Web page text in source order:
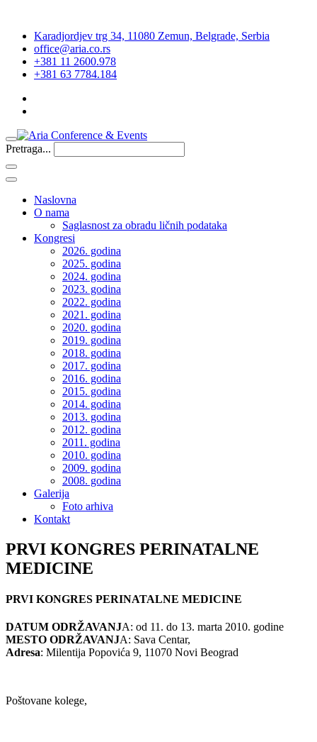
Karadjordjev trg 34, 11080 Zemun, Belgrade, Serbia
office@aria.co.rs
+381 11 2600.978
+381 63 7784.184
Pretraga...
Naslovna
O nama
Saglasnost za obradu ličnih podataka
Kongresi
2026. godina
2025. godina
2024. godina
2023. godina
2022. godina
2021. godina
2020. godina
2019. godina
2018. godina
2017. godina
2016. godina
2015. godina
2014. godina
2013. godina
2012. godina
2011. godina
2010. godina
2009. godina
2008. godina
Galerija
Foto arhiva
Kontakt
PRVI KONGRES PERINATALNE
MEDICINE
PRVI KONGRES PERINATALNE MEDICINE
DATUM ODRŽAVANJA: od 11. do 13. marta 2010. godine
MESTO ODRŽAVANJA: Sava Centar,
Adresa: Milentija Popovića 9, 11070 Novi Beograd
Poštovane kolege,